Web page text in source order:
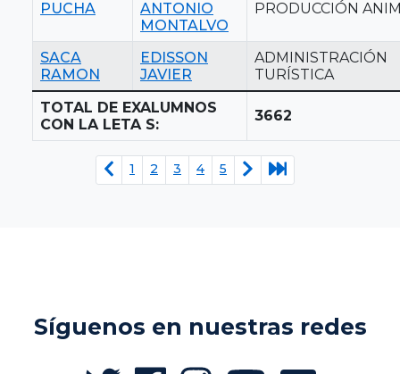
PUCHA
ANTONIO
MONTALVO
PRODUCCIÓN
SACA
RAMON
EDISSON
JAVIER
ADMINISTRACIÓN
TURÍSTICA
TOTAL DE EXALUMNOS
CON LA LETA S:
3662
1 2 3 4 5
Síguenos en nuestras redes